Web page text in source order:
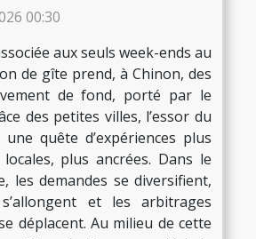
00:30
aux seuls week-ends au
de gîte prend, à Chinon, des
de fond, porté par le
des petites villes, l’essor du
quête d’expériences plus
plus ancrées. Dans le
les demandes se diversifient,
et les arbitrages
déplacent. Au milieu de cette